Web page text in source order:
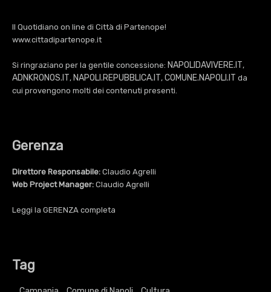
Il Quotidiano on line di Città di Partenope!
www.cittadipartenope.it
Si ringraziano per la gentile concessione: NAPOLIDAVIVERE.IT,
ADNKRONOS.IT, NAPOLI.REPUBBLICA.IT, COMUNE.NAPOLI.IT da
cui provengono molti dei contenuti presenti.
Gerenza
Direttore Responsabile: Claudio Agrelli
Web Project Manager: Claudio Agrelli
Leggi la GERENZA completa
Tag